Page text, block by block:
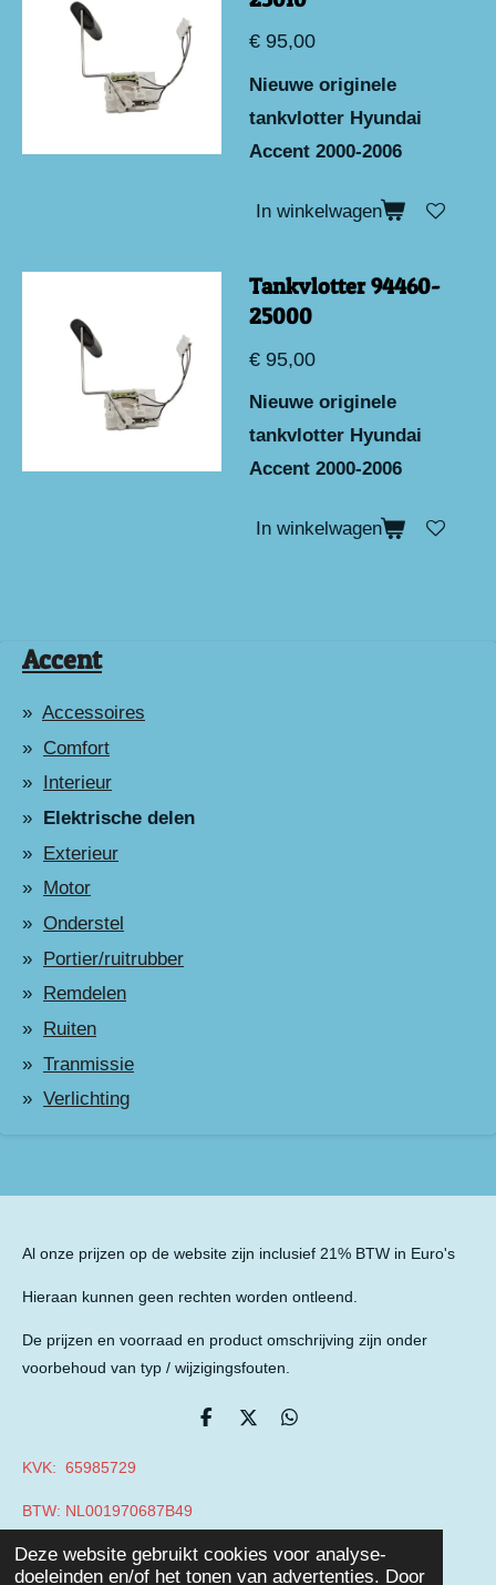
Deze website gebruikt cookies voor analyse-
doeleinden en/of het tonen van advertenties. Door
€ 95,00
Nieuwe originele
tankvlotter Hyundai
Accent 2000-2006
In winkelwagen
Tankvlotter 94460-
25000
€ 95,00
Nieuwe originele
tankvlotter Hyundai
Accent 2000-2006
In winkelwagen
Accent
Accessoires
Comfort
Interieur
Elektrische delen
Exterieur
Motor
Onderstel
Portier/ruitrubber
Remdelen
Ruiten
Tranmissie
Verlichting
Al onze prijzen op de website zijn inclusief 21% BTW in Euro's
Hieraan kunnen geen rechten worden ontleend.
De prijzen en voorraad en product omschrijving zijn onder
voorbehoud van typ / wijzigingsfouten.
D
D
D
KVK: 65985729
BTW: NL001970687B49
Powered by JouwWeb